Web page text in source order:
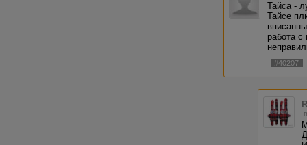
Тайса -
Тайсе
работа
#40207